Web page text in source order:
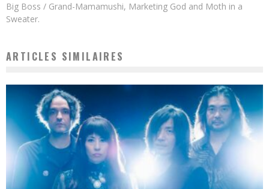
Big Boss / Grand-Mamamushi, Marketing God and Moth in a
Sweater.
ARTICLES SIMILAIRES